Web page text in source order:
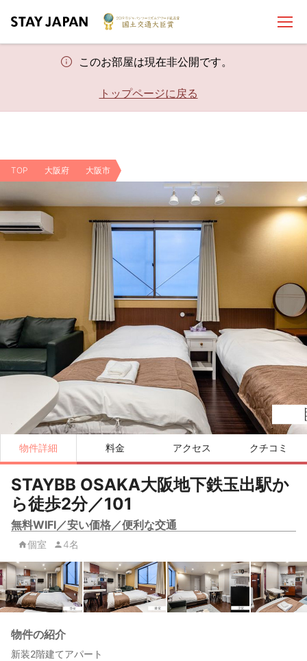
このお部屋は現在非公開です。
トップページに戻る
TOP 大阪府 大阪市
物件詳細 料金 アクセス クチコミ
STAYBB OSAKA大阪地下鉄玉出駅か
ら徒歩2分／101
無料WIFI／安い価格／便利な交通
個室 4名
物件の紹介
新装2階建てアパート